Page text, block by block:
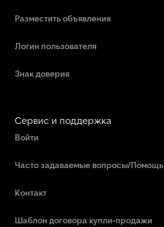
Разместить объявления
Логин пользователя
Знак доверия
Сервис и поддержка
Войти
Часто задаваемые вопросы/Помощь
Контакт
Шаблон договора купли-продажи